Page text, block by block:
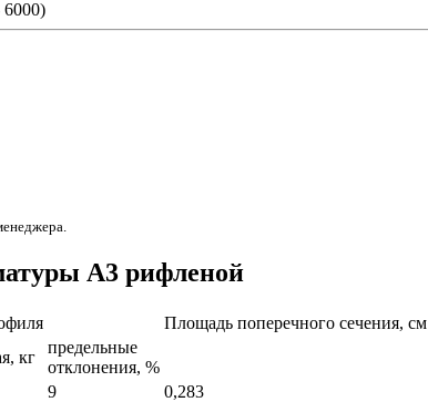
А3 рифленой
Площадь поперечного сечения, см
кг
предельные
отклонения, %
9 0,283